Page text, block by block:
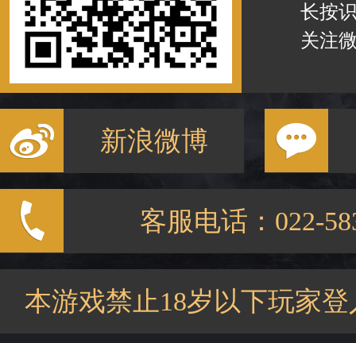
长按
关注
新浪微博
客服电话：022-
本游戏禁止18岁以下玩家